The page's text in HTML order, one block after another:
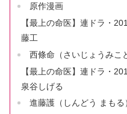
原作漫画
【最上の命医】連ドラ・
藤工
西條命（さいじょうみこ
【最上の命医】連ドラ・
泉谷しげる
進藤護（しんどう まもる